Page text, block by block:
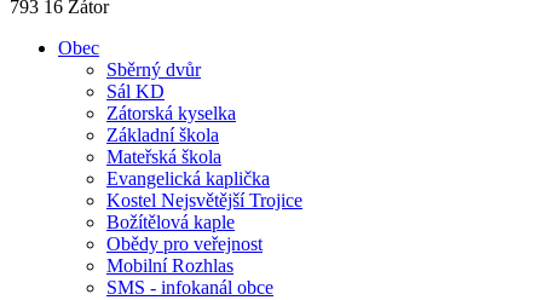
793 16 Zátor
Obec
Sběrný dvůr
Sál KD
Zátorská kyselka
Základní škola
Mateřská škola
Evangelická kaplička
Kostel Nejsvětější Trojice
Božítělová kaple
Obědy pro veřejnost
Mobilní Rozhlas
SMS - infokanál obce